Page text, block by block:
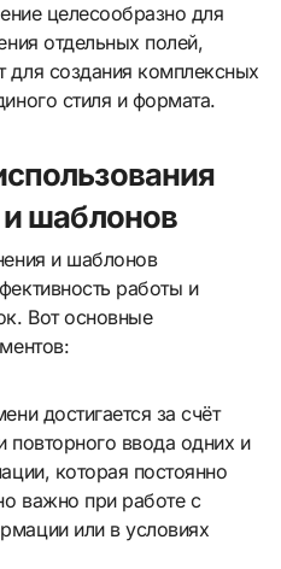
целесообразно для
отдельных полей,
создания комплексных
стиля и формата.
и шаблонов
и шаблонов
работы и
Вот основные
достигается за счёт
повторного ввода одних и
которая постоянно
важно при работе с
или в условиях